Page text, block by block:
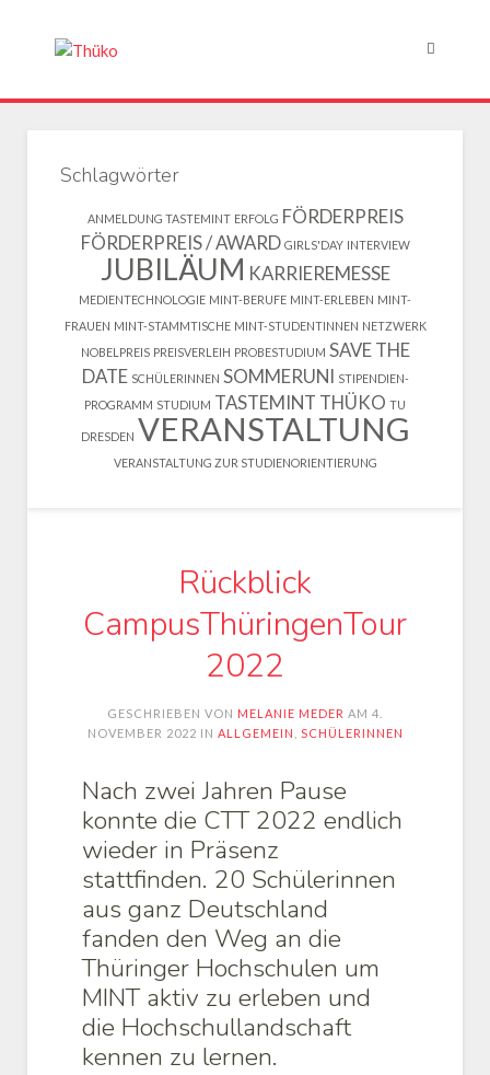
Rückblick
CampusThüringenTour
2022
GESCHRIEBEN VON MELANIE MEDER AM 4.
NOVEMBER 2022 IN ALLGEMEIN SCHÜLERINNEN
Nach zwei Jahren Pause
konnte die CTT 2022 endlich
wieder in Präsenz
stattfinden. 20 Schülerinnen
aus ganz Deutschland
fanden den Weg an die
Thüringer Hochschulen um
MINT aktiv zu erleben und
die Hochschullandschaft
kennen zu lernen.
Schlagwörter
ANMELDUNG TASTEMINT ERFOLG FÖRDERPREIS
FÖRDERPREIS / AWARD GIRLS'DAY INTERVIEW
JUBILÄUM KARRIEREMESSE
MEDIENTECHNOLOGIE MINT-BERUFE MINT-ERLEBEN MINT-
FRAUEN MINT-STAMMTISCHE MINT-STUDENTINNEN NETZWERK
NOBELPREIS PREISVERLEIH PROBESTUDIUM SAVE THE
DATE SCHÜLERINNEN SOMMERUNI STIPENDIEN-
PROGRAMM STUDIUM TASTEMINT THÜKO TU
DRESDEN VERANSTALTUNG
VERANSTALTUNG ZUR STUDIENORIENTIERUNG